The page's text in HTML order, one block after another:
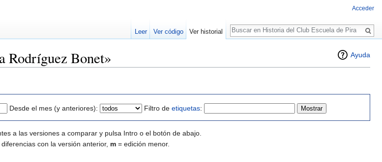
Ayuda
Rodríguez Bonet»
Desde el mes (y anteriores): Filtro de etiquetas:
a las versiones a comparar y pulsa Intro o el botón de abajo.
diferencias con la versión anterior, m = edición menor.
Acceder
Leer Ver código Ver historial
Buscar